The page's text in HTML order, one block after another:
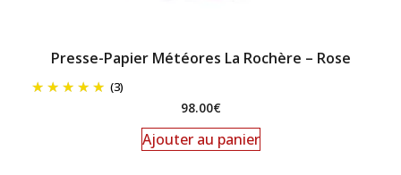
Presse-Papier Météores La Rochère – Rose
(3)
98.00€
Ajouter au panier